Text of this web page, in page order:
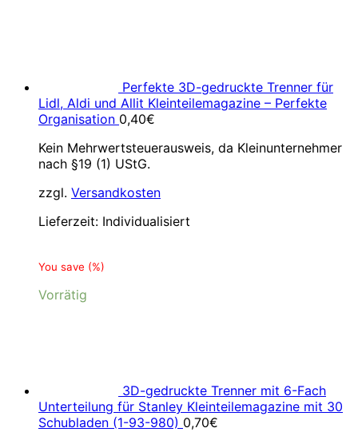
Perfekte 3D-gedruckte Trenner für
Lidl, Aldi und Allit Kleinteilemagazine – Perfekte
Organisation 0,40€
Kein Mehrwertsteuerausweis, da Kleinunternehmer
nach §19 (1) UStG.
zzgl. Versandkosten
Lieferzeit: Individualisiert
You save (%)
Vorrätig
3D-gedruckte Trenner mit 6-Fach
Unterteilung für Stanley Kleinteilemagazine mit 30
Schubladen (1-93-980) 0,70€